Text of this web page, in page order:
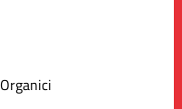
Organici